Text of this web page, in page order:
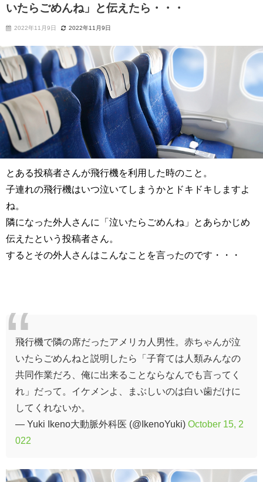
いたらごめんね」と伝えたら・・・
2022年11月9日 2022年11月9日
とある投稿者さんが飛行機を利用した時のこと。
子連れの飛行機はいつ泣いてしまうかとドキドキしますよ
ね。
隣になった外人さんに「泣いたらごめんね」とあらかじめ
伝えたという投稿者さん。
するとその外人さんはこんなことを言ったのです・・・
飛行機で隣の席だったアメリカ人男性。赤ちゃんが泣
いたらごめんねと説明したら「子育ては人類みんなの
共同作業だろ、俺に出来ることならなんでも言ってく
れ」だって。イケメンよ、まぶしいのは白い歯だけに
してくれないか。
— Yuki Ikeno大動脈外科医 (@IkenoYuki) October 15, 2
022